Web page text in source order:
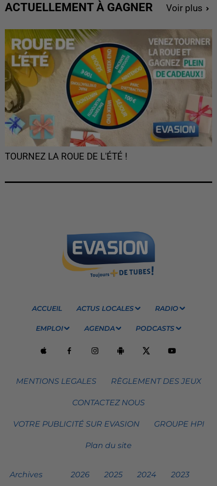
ACTUELLEMENT À GAGNER Voir plus
TOURNEZ LA ROUE DE L'ÉTÉ !
ACCUEIL ACTUS LOCALES RADIO
EMPLOI AGENDA PODCASTS
MENTIONS LEGALES RÈGLEMENT DES JEUX
CONTACTEZ NOUS
VOTRE PUBLICITÉ SUR EVASION GROUPE HPI
Plan du site
Archives 2026 2025 2024 2023